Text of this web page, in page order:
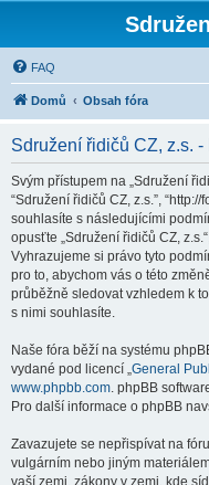
FAQ
Domů Obsah fóra
Sdružení řidičů CZ, z.s.
Svým přístupem na „Sdružení
“Sdružení řidičů CZ, z.s.”,
souhlasíte s následujícími
opusťte „Sdružení řidičů CZ,
Vyhrazujeme si právo tyto
pro to, abychom vás o této
průběžně sledovat vzhledem k
s nimi souhlasíte.
Naše fóra běží na systému
vydané pod licencí „General
www.phpbb.com. phpBB
Pro další informace o phpBB
Zavazujete se nepřispívat na
vulgárním nebo jiným
vaší zemi, zákony v zemi, kde